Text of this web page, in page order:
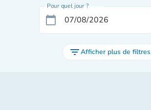
Pour quel jour ?
calendar_today
filter_listAfficher plus de filtres